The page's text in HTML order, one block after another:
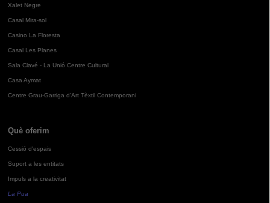
Xalet Negre
Casal Mira-sol
Casino La Floresta
Casal Les Planes
Sala Clavé - La Unió Centre Cultural
Casa Aymat
Centre Grau-Garriga d'Art Tèxtil Contemporani
Què oferim
Cessió d'espais
Suport a les entitats
Impuls a la creativitat
La Pua